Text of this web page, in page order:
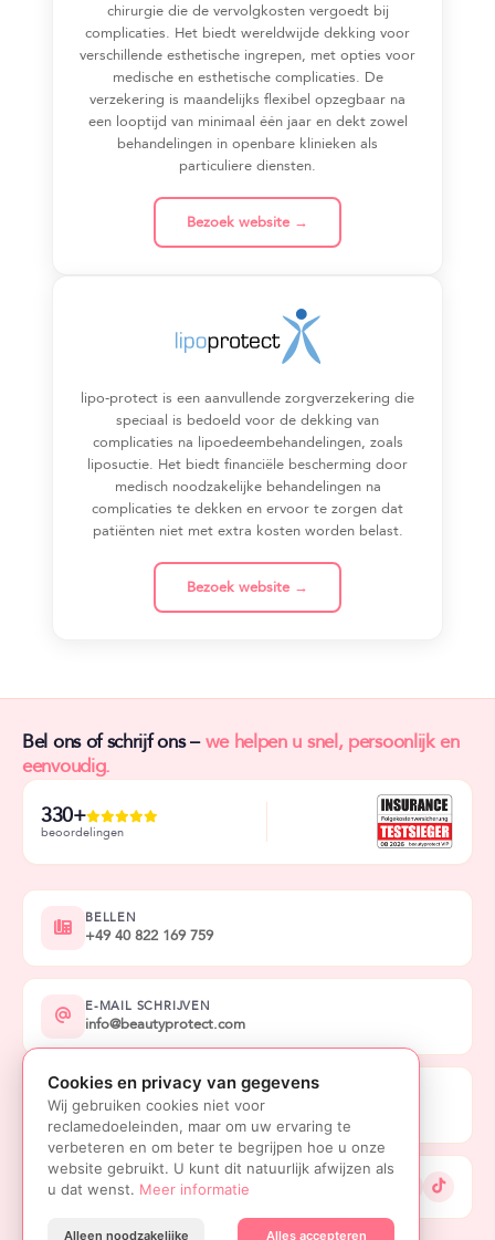
Cookies en privacy van gegevens
Wij gebruiken cookies niet voor
reclamedoeleinden, maar om uw ervaring te
verbeteren en om beter te begrijpen hoe u onze
website gebruikt. U kunt dit natuurlijk afwijzen als
u dat wenst. Meer informatie
Alleen noodzakelijke Alles accepteren
chirurgie die de vervolgkosten vergoedt bij
complicaties. Het biedt wereldwijde dekking voor
verschillende esthetische ingrepen, met opties voor
medische en esthetische complicaties. De
verzekering is maandelijks flexibel opzegbaar na
een looptijd van minimaal één jaar en dekt zowel
behandelingen in openbare klinieken als
particuliere diensten.
Bezoek website →
lipo-protect is een aanvullende zorgverzekering die
speciaal is bedoeld voor de dekking van
complicaties na lipoedeembehandelingen, zoals
liposuctie. Het biedt financiële bescherming door
medisch noodzakelijke behandelingen na
complicaties te dekken en ervoor te zorgen dat
patiënten niet met extra kosten worden belast.
Bezoek website →
Bel ons of schrijf ons –we helpen u snel, persoonlijk en
eenvoudig.
330+
beoordelingen
BELLEN
+49 40 822 169 759
E-MAIL SCHRIJVEN
info@beautyprotect.com
BEREIKBAAR
Ma-vr 7.00 - 20.00 u. za 7.00 - 17.00 u.
VOLG ONS